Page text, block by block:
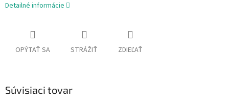
Detailné informácie
OPÝTAŤ SA STRÁŽIŤ ZDIEĽAŤ
Súvisiaci tovar